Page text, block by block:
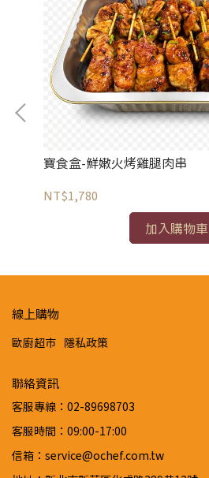
寶食盒-鮮嫩火烤雞腿肉串
NT$1,780
加入購物車
線上購物
歐廚超市 隱私政策
聯絡資訊
客服專線：02-89698703
客服時間：09:00-17:00
信箱：service@ochef.com.tw